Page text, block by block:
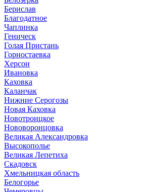
Берислав
Благодатное
Чаплинка
Геническ
Голая Пристань
Горностаевка
Херсон
Ивановка
Каховка
Каланчак
Нижние Серогозы
Новая Каховка
Новотроицкое
Нововоронцовка
Великая Александровка
Высокополье
Великая Лепетиха
Скадовск
Хмельницкая область
Белогорье